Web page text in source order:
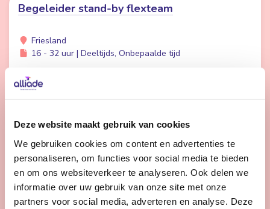
Deze website maakt gebruik van cookies
We gebruiken cookies om content en advertenties te
personaliseren, om functies voor social media te bieden
en om ons websiteverkeer te analyseren. Ook delen we
informatie over uw gebruik van onze site met onze
partners voor social media, adverteren en analyse. Deze
Begeleider stand-by flexteam
Friesland
16 - 32 uur | Deeltijds, Onbepaalde tijd
Wil jij meer afwisseling in je werk en meer tijd voor
persoonlijke aandacht voor cliënten? Dan is werken in
Bekijk vacature
Volgende